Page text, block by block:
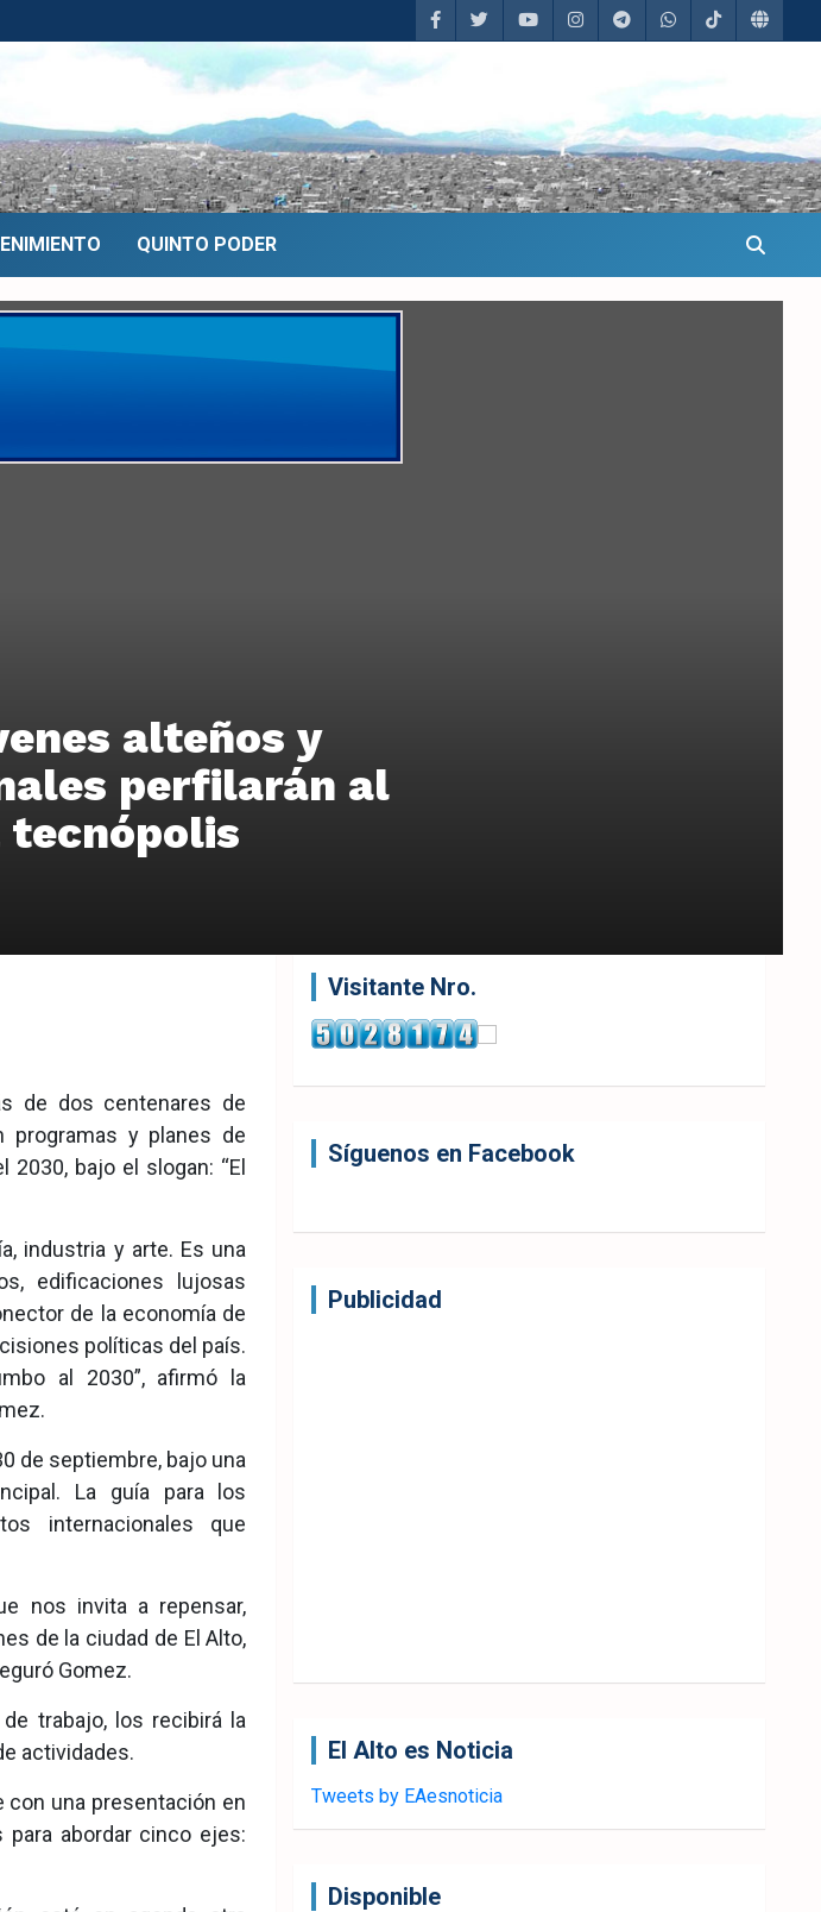
QUINTO PODER
alteños y
perfilarán al
tecnópolis
de dos centenares de
programas y planes de
bajo el slogan: “El
industria y arte. Es una
edificaciones lujosas
de la economía de
políticas del país.
al 2030”, afirmó la
de septiembre, bajo una
La guía para los
internacionales que
nos invita a repensar,
de la ciudad de El Alto,
Gomez.
trabajo, los recibirá la
actividades.
una presentación en
abordar cinco ejes:
Visitante Nro.
Síguenos en Facebook
Publicidad
El Alto es Noticia
Tweets by EAesnoticia
Disponible